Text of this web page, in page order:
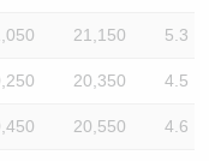
21,150 5.3
20,350 4.5
20,550 4.6